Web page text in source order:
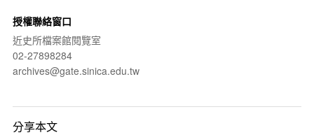
授權聯絡窗口
近史所檔案館閱覽室
02-27898284
archives@gate.sinica.edu.tw
分享本文